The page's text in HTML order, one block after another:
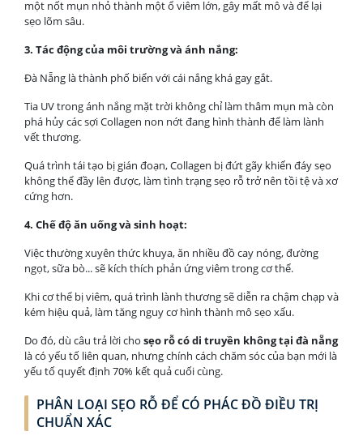
một nốt mụn nhỏ thành một ổ viêm lớn, gây mất mô và để lại
sẹo lõm sâu.
3. Tác động của môi trường và ánh nắng:
Đà Nẵng là thành phố biển với cái nắng khá gay gắt.
Tia UV trong ánh nắng mặt trời không chỉ làm thâm mụn mà còn
phá hủy các sợi Collagen non nớt đang hình thành để làm lành
vết thương.
Quá trình tái tạo bị gián đoạn, Collagen bị đứt gãy khiến đáy sẹo
không thể đầy lên được, làm tình trạng sẹo rỗ trở nên tồi tệ và xơ
cứng hơn.
4. Chế độ ăn uống và sinh hoạt:
Việc thường xuyên thức khuya, ăn nhiều đồ cay nóng, đường
ngọt, sữa bò... sẽ kích thích phản ứng viêm trong cơ thể.
Khi cơ thể bị viêm, quá trình lành thương sẽ diễn ra chậm chạp và
kém hiệu quả, làm tăng nguy cơ hình thành mô sẹo xấu.
Do đó, dù câu trả lời cho sẹo rỗ có di truyền không tại đà nẵng
là có yếu tố liên quan, nhưng chính cách chăm sóc của bạn mới là
yếu tố quyết định 70% kết quả cuối cùng.
PHÂN LOẠI SẸO RỖ ĐỂ CÓ PHÁC ĐỒ ĐIỀU TRỊ
CHUẨN XÁC